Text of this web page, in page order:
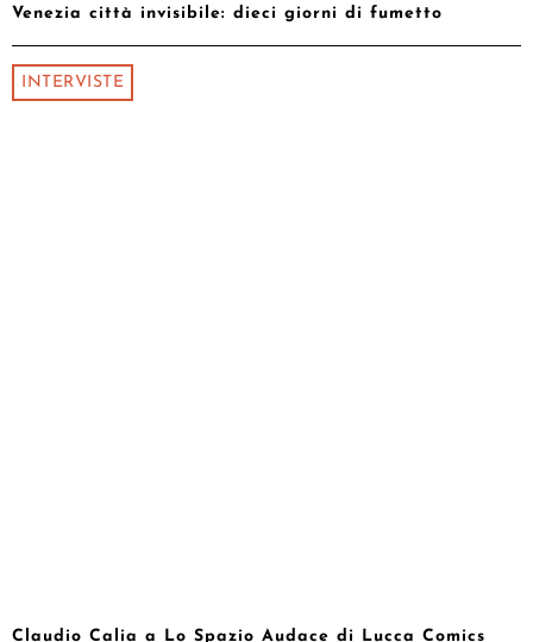
Venezia città invisibile: dieci giorni di fumetto
INTERVISTE
Claudio Calia a Lo Spazio Audace di Lucca Comics